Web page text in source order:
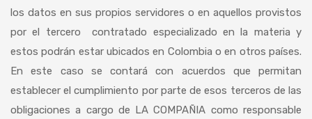
los datos en sus propios servidores o en aquellos provistos
por el tercero contratado especializado en la materia y
estos podrán estar ubicados en Colombia o en otros países.
En este caso se contará con acuerdos que permitan
establecer el cumplimiento por parte de esos terceros de las
obligaciones a cargo de LA COMPAÑIA como responsable